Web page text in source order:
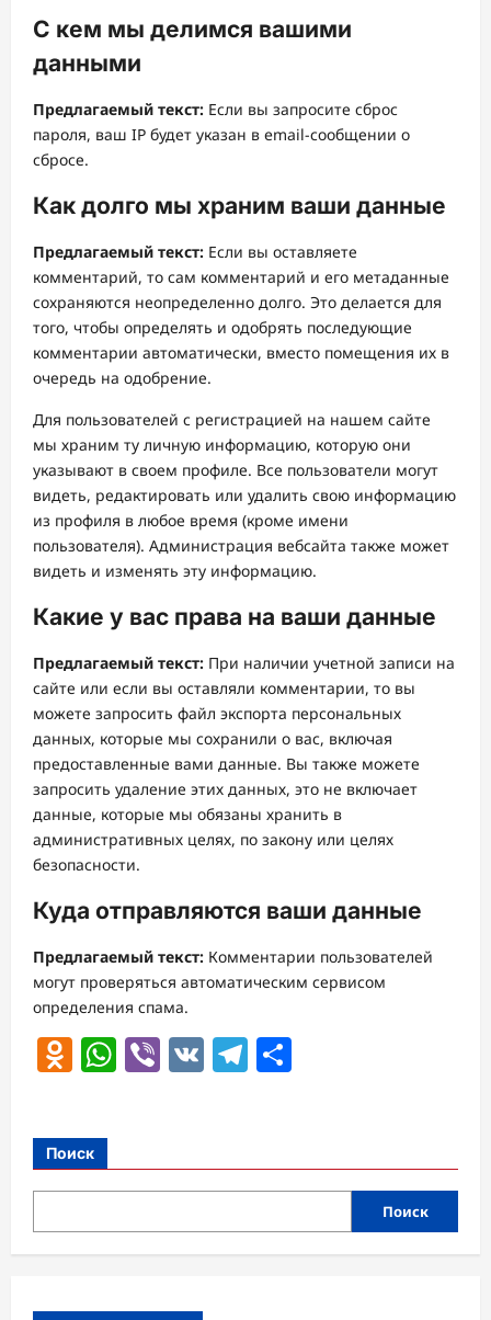
С кем мы делимся вашими
данными
Предлагаемый текст: Если вы запросите сброс
пароля, ваш IP будет указан в email-сообщении о
сбросе.
Как долго мы храним ваши данные
Предлагаемый текст: Если вы оставляете
комментарий, то сам комментарий и его метаданные
сохраняются неопределенно долго. Это делается для
того, чтобы определять и одобрять последующие
комментарии автоматически, вместо помещения их в
очередь на одобрение.
Для пользователей с регистрацией на нашем сайте
мы храним ту личную информацию, которую они
указывают в своем профиле. Все пользователи могут
видеть, редактировать или удалить свою информацию
из профиля в любое время (кроме имени
пользователя). Администрация вебсайта также может
видеть и изменять эту информацию.
Какие у вас права на ваши данные
Предлагаемый текст: При наличии учетной записи на
сайте или если вы оставляли комментарии, то вы
можете запросить файл экспорта персональных
данных, которые мы сохранили о вас, включая
предоставленные вами данные. Вы также можете
запросить удаление этих данных, это не включает
данные, которые мы обязаны хранить в
административных целях, по закону или целях
безопасности.
Куда отправляются ваши данные
Предлагаемый текст: Комментарии пользователей
могут проверяться автоматическим сервисом
определения спама.
Odnoklassniki
WhatsApp
Viber
VK Telegram
Поиск
Поиск